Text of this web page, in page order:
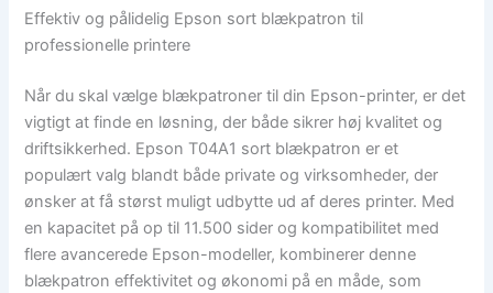
Effektiv og pålidelig Epson sort blækpatron til
professionelle printere
Når du skal vælge blækpatroner til din Epson-printer, er det
vigtigt at finde en løsning, der både sikrer høj kvalitet og
driftsikkerhed. Epson T04A1 sort blækpatron er et
populært valg blandt både private og virksomheder, der
ønsker at få størst muligt udbytte ud af deres printer. Med
en kapacitet på op til 11.500 sider og kompatibilitet med
flere avancerede Epson-modeller, kombinerer denne
blækpatron effektivitet og økonomi på en måde, som